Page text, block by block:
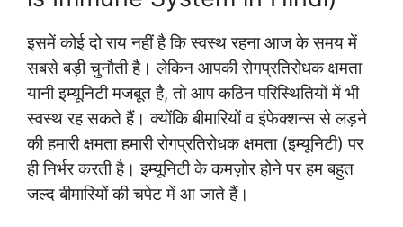
इसमें कोई दो राय नहीं है कि स्वस्थ रहना आज के समय में
सबसे बड़ी चुनौती है। लेकिन आपकी रोगप्रतिरोधक क्षमता
यानी इम्यूनिटी मजबूत है, तो आप कठिन परिस्थितियों में भी
स्वस्थ रह सकते हैं। क्योंकि बीमारियों व इंफेक्शन्स से लड़ने
की हमारी क्षमता हमारी रोगप्रतिरोधक क्षमता (इम्यूनिटी) पर
ही निर्भर करती है। इम्यूनिटी के कमज़ोर होने पर हम बहुत
जल्द बीमारियों की चपेट में आ जाते हैं।